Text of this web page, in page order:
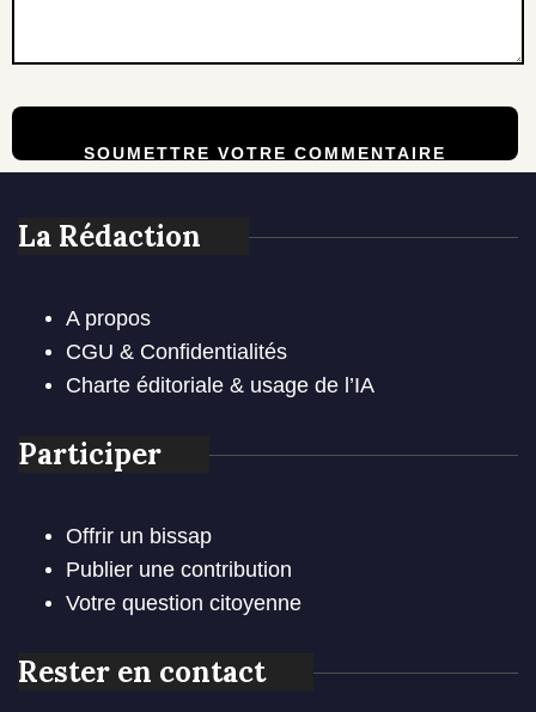
La Rédaction
A propos
CGU & Confidentialités
Charte éditoriale & usage de l’IA
Participer
Offrir un bissap
Publier une contribution
Votre question citoyenne
Rester en contact